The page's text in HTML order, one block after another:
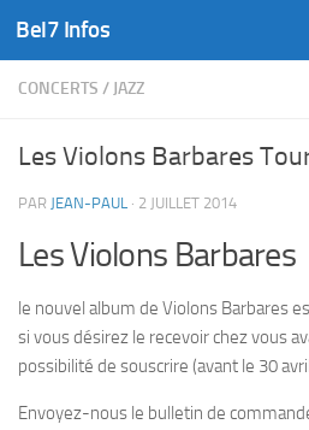
Skip to content
Bel7 Infos
CONCERTS / JAZZ
Les Violons Barbares
PAR JEAN-PAUL · 2 JUILLET 2014
Les Violons Barbares
le nouvel album de Violons Barbares
si vous désirez le recevoir chez vous
possibilité de souscrire (avant le 30
Envoyez-nous le bulletin de